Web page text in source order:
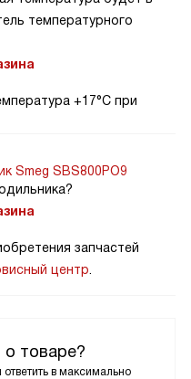
товаре?
в максимально
температурного
+17°C при
Smeg SBS800PO9
запчастей
центр